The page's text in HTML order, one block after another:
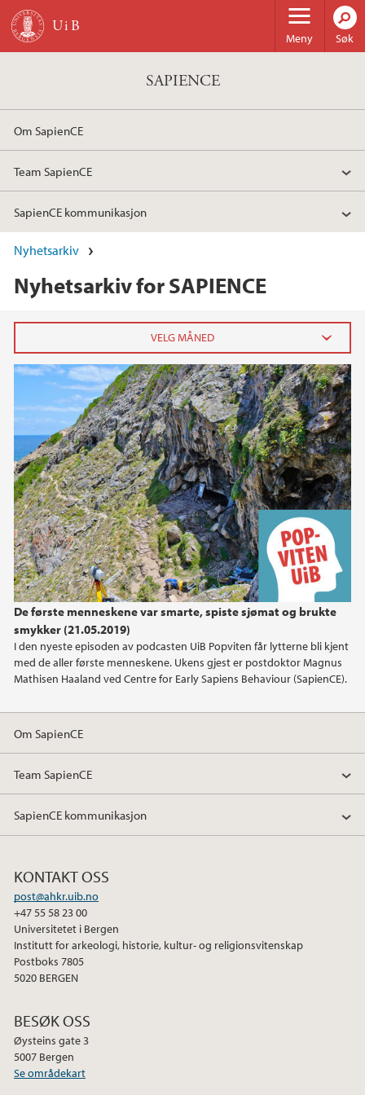
Hopp til hovedinnhold
Meny Søk
SAPIENCE
Om SapienCE
Team SapienCE
SapienCE kommunikasjon
Nyhetsarkiv
Nyhetsarkiv for SAPIENCE
De første menneskene var smarte, spiste sjømat og brukte
smykker (21.05.2019)
I den nyeste episoden av podcasten UiB Popviten får lytterne bli kjent
med de aller første menneskene. Ukens gjest er postdoktor Magnus
Mathisen Haaland ved Centre for Early Sapiens Behaviour (SapienCE).
2023
november (1)
oktober (1)
juni (1)
2022
2020
2019
2018
2017
Om SapienCE
Team SapienCE
SapienCE kommunikasjon
KONTAKT OSS
post@ahkr.uib.no
+47 55 58 23 00
Universitetet i Bergen
Institutt for arkeologi, historie, kultur- og religionsvitenskap
Postboks 7805
5020 BERGEN
BESØK OSS
Øysteins gate 3
5007 Bergen
Se områdekart